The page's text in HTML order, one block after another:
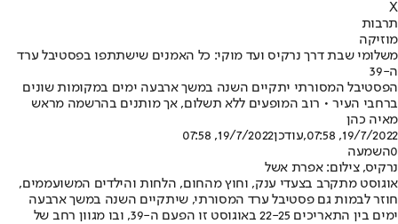
X
תרבות
מוזיקה
משלומי שבת דרך נרקיס ועד מוקי: כל האמנים שישתתפו בפסטיבל ערד
ה-39
הפסטיבל המסורתי יתקיים השנה במשך ארבעה ימים במקומות שונים
ברחבי העיר • רוב המופעים ללא תשלום, אך מותנים בהרשמה מראש
מאיה כהן
19/7/2022, 07:58
,עודכן19/7/2022, 07:58
0השמעה
נרקיס, צילום: אפרת אשל
אוגוסט מתקרב בצעדי ענק, וחוץ מהחום, הלחות והילדים המשועממים,
חוזר לבמות גם פסטיבל ערד המסורתי, שיתקיים השנה במשך ארבעה
ימים בין התאריכים 22-25 באוגוסט זו הפעם ה-39, ובו מגוון רחב של